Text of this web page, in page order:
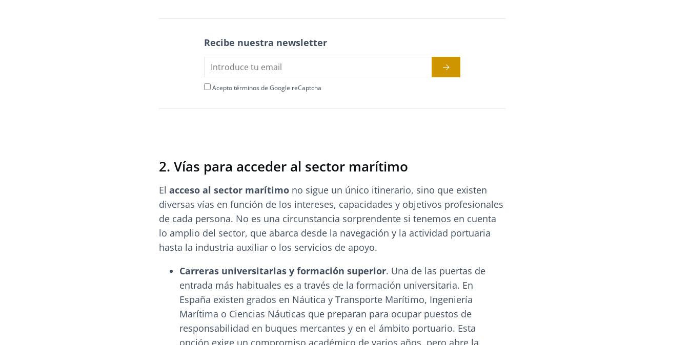
Recibe nuestra newsletter
Acepto términos de Google reCaptcha
2. Vías para acceder al sector marítimo
El acceso al sector marítimo no sigue un único itinerario, sino que existen
diversas vías en función de los intereses, capacidades y objetivos profesionales
de cada persona. No es una circunstancia sorprendente si tenemos en cuenta
lo amplio del sector, que abarca desde la navegación y la actividad portuaria
hasta la industria auxiliar o los servicios de apoyo.
Carreras universitarias y formación superior. Una de las puertas de
entrada más habituales es a través de la formación universitaria. En
España existen grados en Náutica y Transporte Marítimo, Ingeniería
Marítima o Ciencias Náuticas que preparan para ocupar puestos de
responsabilidad en buques mercantes y en el ámbito portuario. Esta
opción exige un compromiso académico de varios años, pero abre la